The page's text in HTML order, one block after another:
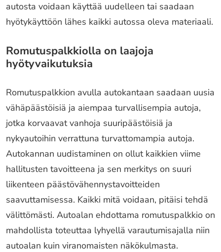
autosta voidaan käyttää uudelleen tai saadaan
hyötykäyttöön lähes kaikki autossa oleva materiaali.
Romutuspalkkiolla on laajoja
hyötyvaikutuksia
Romutuspalkkion avulla autokantaan saadaan uusia
vähäpäästöisiä ja aiempaa turvallisempia autoja,
jotka korvaavat vanhoja suuripäästöisiä ja
nykyautoihin verrattuna turvattomampia autoja.
Autokannan uudistaminen on ollut kaikkien viime
hallitusten tavoitteena ja sen merkitys on suuri
liikenteen päästövähennystavoitteiden
saavuttamisessa. Kaikki mitä voidaan, pitäisi tehdä
välittömästi. Autoalan ehdottama romutuspalkkio on
mahdollista toteuttaa lyhyellä varautumisajalla niin
autoalan kuin viranomaisten näkökulmasta.